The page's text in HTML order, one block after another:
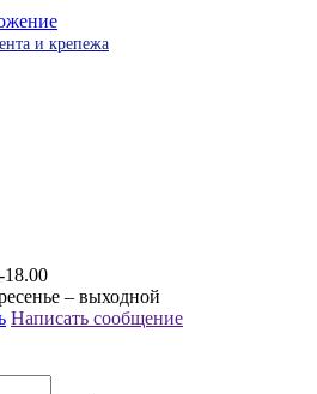
и крепежа
– выходной
Написать сообщение